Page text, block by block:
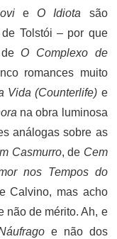
e O Idiota são
de Tolstói – por que
O Complexo de
romances muito
Vida (Counterlife) e
na obra luminosa
análogas sobre as
Casmurro, de Cem
nos Tempos do
Calvino, mas acho
não de mérito. Ah, e
e não dos